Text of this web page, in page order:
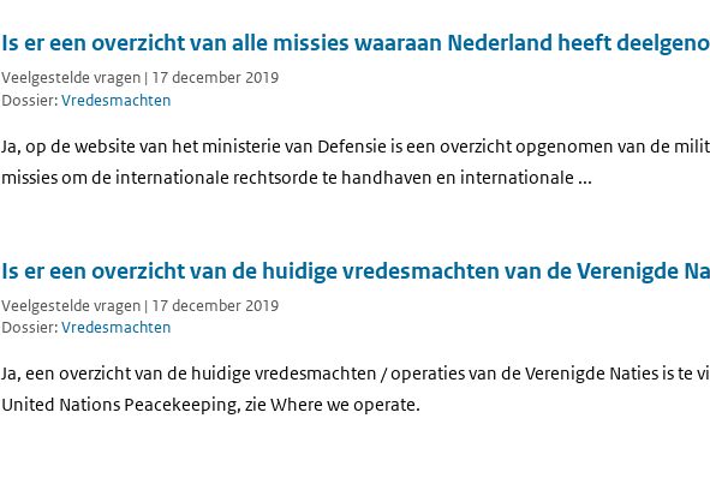
Is er een overzicht van alle missies waaraan Nederland heeft
Veelgestelde vragen | 17 december 2019
Dossier:Vredesmachten
Ja, op de website van het ministerie van Defensie is een overzicht opgenomen van de
missies om de internationale rechtsorde te handhaven en internationale ...
Is er een overzicht van de huidige vredesmachten van de Verenigde
Veelgestelde vragen | 17 december 2019
Dossier:Vredesmachten
Ja, een overzicht van de huidige vredesmachten / operaties van de Verenigde Naties is te
United Nations Peacekeeping, zie Where we operate.